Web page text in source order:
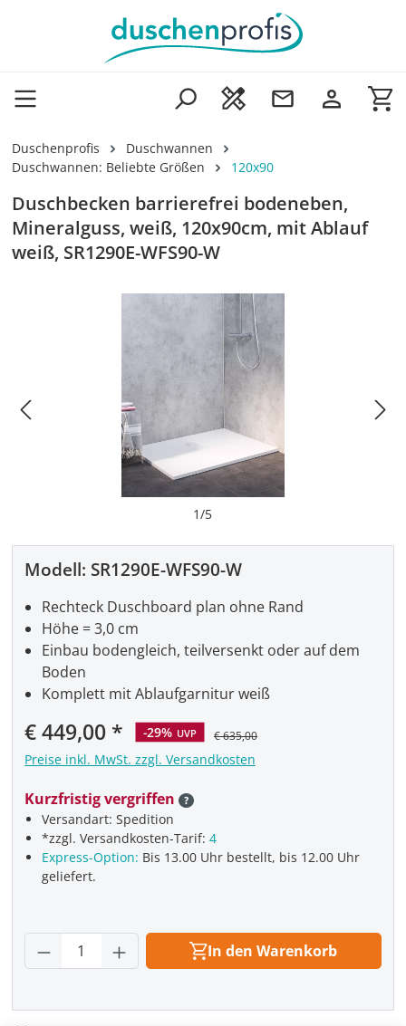
Zum Hauptinhalt springen
Duschenprofis
Duschwannen
Duschwannen: Beliebte Größen
120x90
Duschbecken barrierefrei bodeneben,
Mineralguss, weiß, 120x90cm, mit Ablauf
weiß, SR1290E-WFS90-W
Bildergalerie überspringen
1/5
Modell: SR1290E-WFS90-W
Verkaufspreis:
€ 449,00 -29% UVP € 635,00
Preise inkl. MwSt. zzgl. Versandkosten
Kurzfristig vergriffen
Versandart: Spedition
*zzgl. Versandkosten-Tarif:4
Express-Option: Bis 13.00 Uhr bestellt, bis 12.00 Uhr
geliefert.
Rechteck Duschboard plan ohne Rand
Höhe = 3,0 cm
Einbau bodengleich, teilversenkt oder auf dem
Boden
Komplett mit Ablaufgarnitur weiß
Produkt Anzahl: Gib den gewünschten
In den Warenkorb